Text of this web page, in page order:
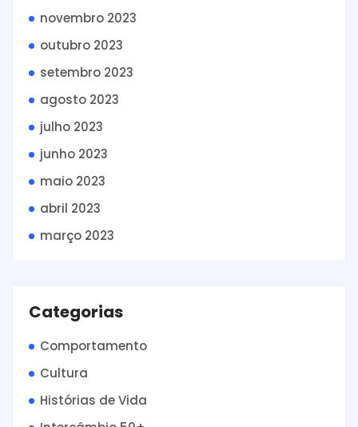
novembro 2023
outubro 2023
setembro 2023
agosto 2023
julho 2023
junho 2023
maio 2023
abril 2023
março 2023
Categorias
Comportamento
Cultura
Histórias de Vida